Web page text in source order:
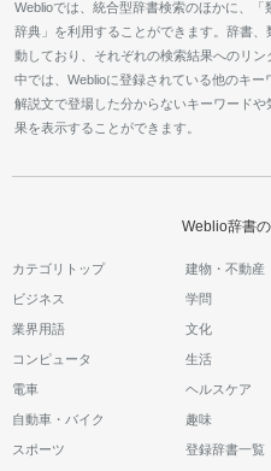
Weblioでは、統合型辞書検索のほかに、
辞典」を利用することができます。辞書
動しており、それぞれの検索結果へのリ
中では、Weblioに登録されている他のキー
解説文で登場した分からないキーワード
果を表示することができます。
Weblio辞書
カテゴリトップ 建物・不動産
ビジネス 学問
業界用語 文化
コンピュータ 生活
電車 ヘルスケア
自動車・バイク 趣味
スポーツ 登録辞書一覧